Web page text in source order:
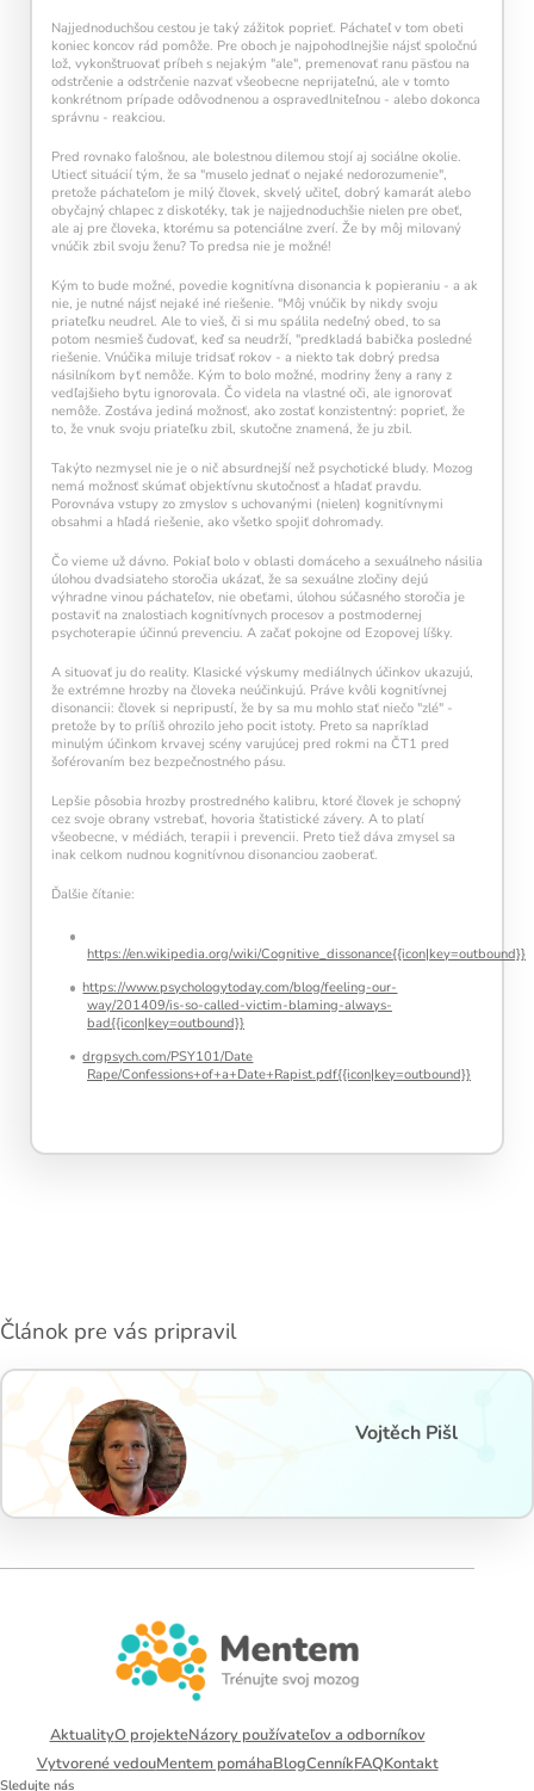
Pravidelný krátky tréningpodporuje
neuroplasticitu mozgu
, zlepšuje pozornosť,
Najjednoduchšou cestou je taký zážitok poprieť. Páchateľ v tom obeti
koniec koncov rád pomôže. Pre oboch je najpohodlnejšie nájsť spoločnú
lož, vykonštruovať príbeh s nejakým "ale", premenovať ranu päsťou na
odstrčenie a odstrčenie nazvať všeobecne neprijateľnú, ale v tomto
konkrétnom prípade odôvodnenou a ospravedlniteľnou - alebo dokonca
správnu - reakciou.
Pred rovnako falošnou, ale bolestnou dilemou stojí aj sociálne okolie.
Utiecť situácií tým, že sa "muselo jednať o nejaké nedorozumenie",
pretože páchateľom je milý človek, skvelý učiteľ, dobrý kamarát alebo
obyčajný chlapec z diskotéky, tak je najjednoduchšie nielen pre obeť,
ale aj pre človeka, ktorému sa potenciálne zverí. Že by môj milovaný
vnúčik zbil svoju ženu? To predsa nie je možné!
Kým to bude možné, povedie kognitívna disonancia k popieraniu - a ak
nie, je nutné nájsť nejaké iné riešenie. "Môj vnúčik by nikdy svoju
priateľku neudrel. Ale to vieš, či si mu spálila nedeľný obed, to sa
potom nesmieš čudovať, keď sa neudrží, "predkladá babička posledné
riešenie. Vnúčika miluje tridsať rokov - a niekto tak dobrý predsa
násilníkom byť nemôže. Kým to bolo možné, modriny ženy a rany z
vedľajšieho bytu ignorovala. Čo videla na vlastné oči, ale ignorovať
nemôže. Zostáva jediná možnosť, ako zostať konzistentný: poprieť, že
to, že vnuk svoju priateľku zbil, skutočne znamená, že ju zbil.
Takýto nezmysel nie je o nič absurdnejší než psychotické bludy. Mozog
nemá možnosť skúmať objektívnu skutočnosť a hľadať pravdu.
Porovnáva vstupy zo zmyslov s uchovanými (nielen) kognitívnymi
obsahmi a hľadá riešenie, ako všetko spojiť dohromady.
Čo vieme už dávno. Pokiaľ bolo v oblasti domáceho a sexuálneho násilia
úlohou dvadsiateho storočia ukázať, že sa sexuálne zločiny dejú
výhradne vinou páchateľov, nie obeťami, úlohou súčasného storočia je
postaviť na znalostiach kognitívnych procesov a postmodernej
psychoterapie účinnú prevenciu. A začať pokojne od Ezopovej líšky.
A situovať ju do reality. Klasické výskumy mediálnych účinkov ukazujú,
že extrémne hrozby na človeka neúčinkujú. Práve kvôli kognitívnej
disonancii: človek si nepripustí, že by sa mu mohlo stať niečo "zlé" -
pretože by to príliš ohrozilo jeho pocit istoty. Preto sa napríklad
minulým účinkom krvavej scény varujúcej pred rokmi na ČT1 pred
šoférovaním bez bezpečnostného pásu.
Lepšie pôsobia hrozby prostredného kalibru, ktoré človek je schopný
cez svoje obrany vstrebať, hovoria štatistické závery. A to platí
všeobecne, v médiách, terapii i prevencii. Preto tiež dáva zmysel sa
inak celkom nudnou kognitívnou disonanciou zaoberať.
Ďalšie čítanie:
https://en.wikipedia.org/wiki/Cognitive_dissonance{{icon|key=outbound}}
https://www.psychologytoday.com/blog/feeling-our-
way/201409/is-so-called-victim-blaming-always-
bad{{icon|key=outbound}}
drgpsych.com/PSY101/Date
Rape/Confessions+of+a+Date+Rapist.pdf{{icon|key=outbound}}
Článok pre vás pripravil
Vojtěch Pišl
AktualityO projekteNázory používateľov a odborníkov
Vytvorené vedouMentem pomáhaBlogCenníkFAQKontakt
Sledujte nás